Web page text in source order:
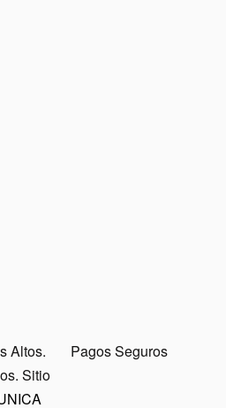
Altos.
Sitio
Pagos Seguros